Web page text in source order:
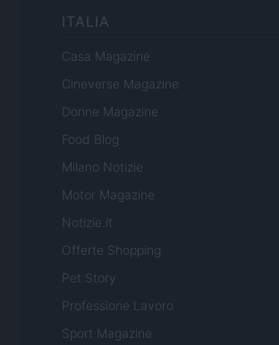
ITALIA
Casa Magazine
Cineverse Magazine
Donne Magazine
Food Blog
Milano Notizie
Motor Magazine
Notizie.it
Offerte Shopping
Pet Story
Professione Lavoro
Sport Magazine